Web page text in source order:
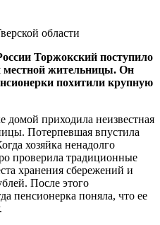
области
Торжокский поступило
местной жительницы. Он
похитили крупную
домой приходила неизвестная
Потерпевшая впустила
хозяйка ненадолго
проверила традиционные
хранения сбережений и
После этого
пенсионерка поняла, что ее